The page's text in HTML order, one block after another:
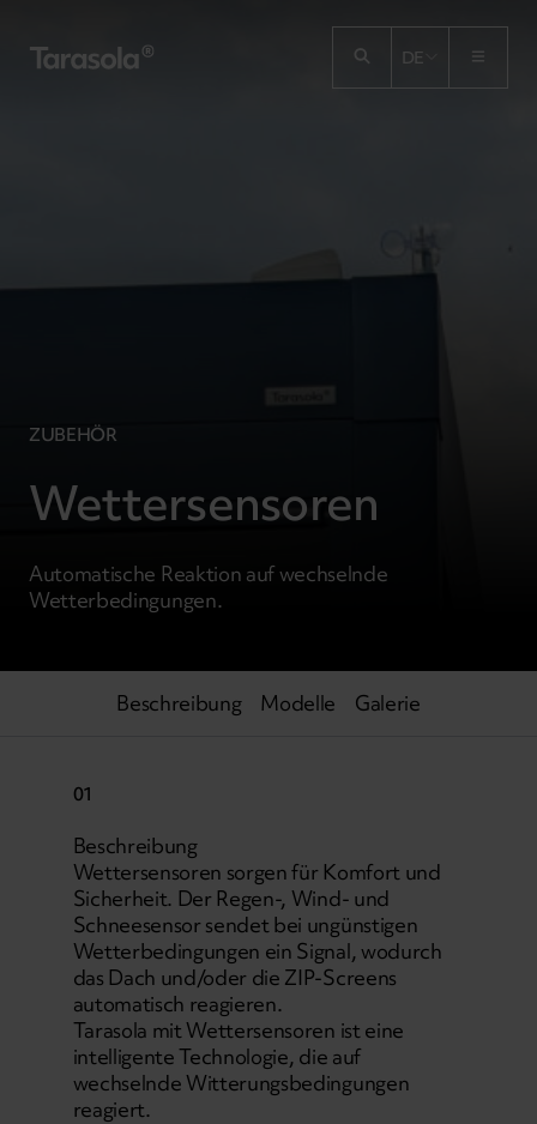
DE
ZUBEHÖR
Wettersensoren
Automatische Reaktion auf wechselnde
Wetterbedingungen.
Beschreibung Modelle Galerie
01
Beschreibung
Wettersensoren sorgen für Komfort und
Sicherheit. Der Regen-, Wind- und
Schneesensor sendet bei ungünstigen
Wetterbedingungen ein Signal, wodurch
das Dach und/oder die ZIP-Screens
automatisch reagieren.
Tarasola mit Wettersensoren ist eine
intelligente Technologie, die auf
wechselnde Witterungsbedingungen
reagiert.